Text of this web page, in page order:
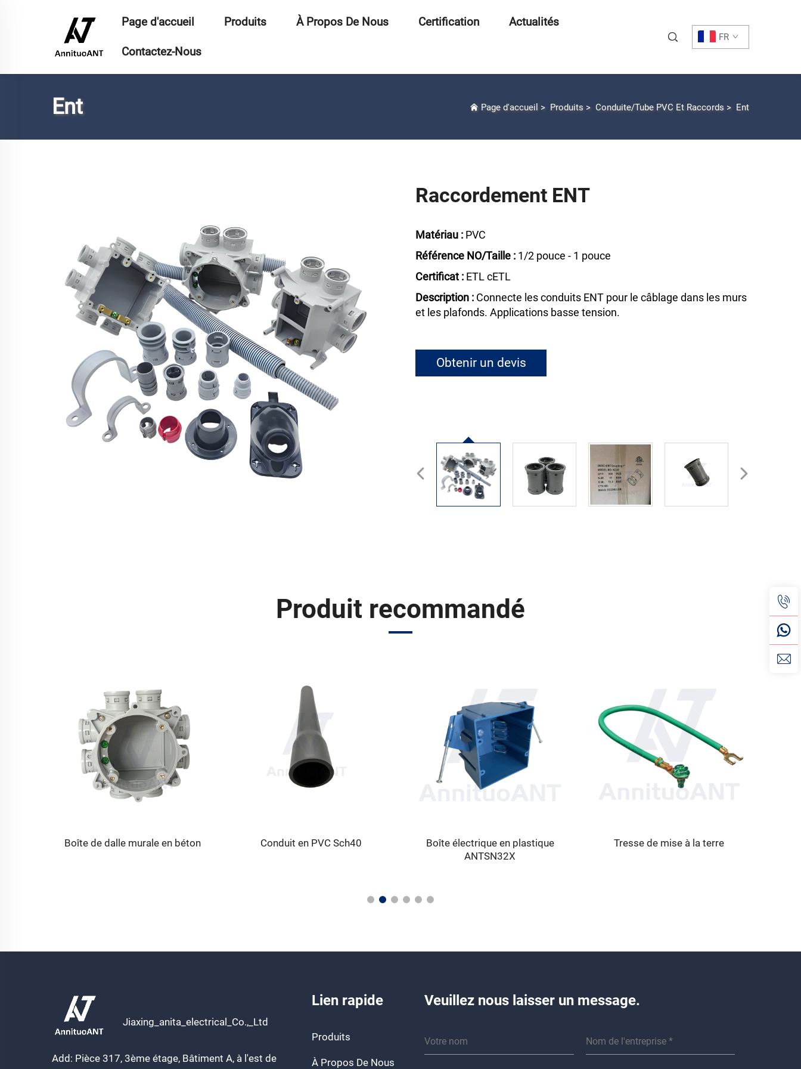
Page d'accueil Produits À Propos De Nous Certification Actualités
Contactez-Nous
FR
Ent Page d'accueil > Produits > Conduite/Tube PVC Et Raccords > Ent
Raccordement ENT
Matériau : PVC
Référence NO/Taille : 1/2 pouce - 1 pouce
Certificat : ETL cETL
Description : Connecte les conduits ENT pour le câblage dans les murs
et les plafonds. Applications basse tension.
Obtenir un devis
Produit recommandé
Boîte de dalle murale en béton Conduit en PVC Sch40
Boîte électrique en plastique
ANTSN32X
Tresse de mise à la terre
Jiaxing_anita_electrical_Co.,_Ltd
Add: Pièce 317, 3ème étage, Bâtiment A, à l'est de
Lien rapide
Produits
À Propos De Nous
Veuillez nous laisser un message.